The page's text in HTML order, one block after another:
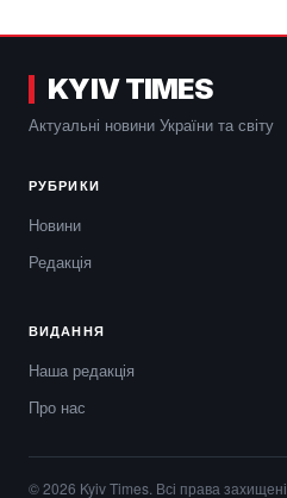
KYIV TIMES
Актуальні новини України та світу
РУБРИКИ
Новини
Редакція
ВИДАННЯ
Наша редакція
Про нас
© 2026 Kyiv Times. Всі права захищені.